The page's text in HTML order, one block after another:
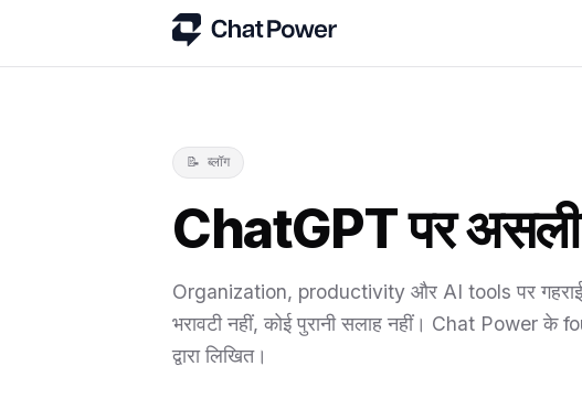
📝 ब्लॉग
ChatGPT पर
Organization, productivity और AI tools पर
भरावटी नहीं, कोई पुरानी सलाह नहीं। Chat Power
द्वारा लिखित।